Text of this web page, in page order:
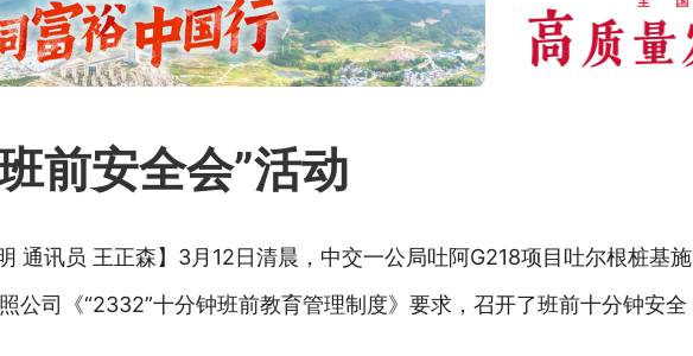
前安全会”活动
通讯员 王正森】3月12日清晨，中交一公局吐阿G218项目吐尔根桩基施
公司《“2332”十分钟班前教育管理制度》要求，召开了班前十分钟安全